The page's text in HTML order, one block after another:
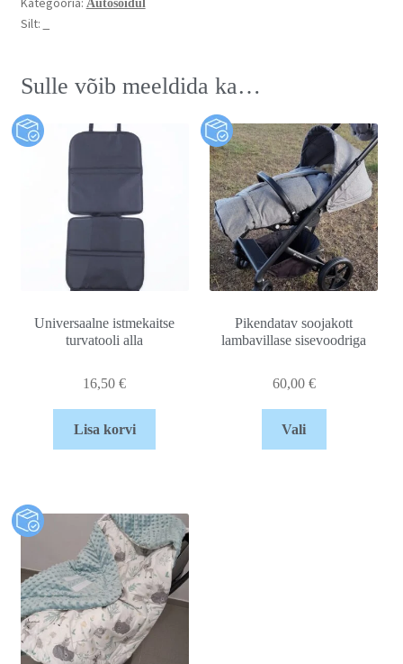
Autosõidul
Silt:
Sulle võib meeldida ka…
Universaalne istmekaitse
turvatooli alla
16,50€
Lisa korvi
Pikendatav soojakott
lambavillase sisevoodriga
60,00 €
Vali